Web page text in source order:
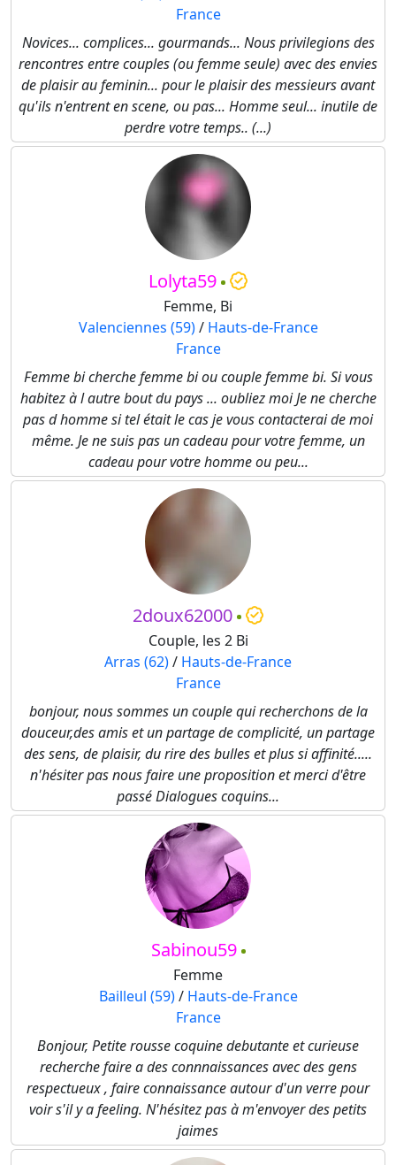
France
Novices... complices... gourmands... Nous privilegions des
rencontres entre couples (ou femme seule) avec des envies
de plaisir au feminin... pour le plaisir des messieurs avant
qu'ils n'entrent en scene, ou pas... Homme seul... inutile de
perdre votre temps.. (...)
Lolyta59
Femme, Bi
Valenciennes (59)/ Hauts-de-France
France
Femme bi cherche femme bi ou couple femme bi. Si vous
habitez à l autre bout du pays ... oubliez moi Je ne cherche
pas d homme si tel était le cas je vous contacterai de moi
même. Je ne suis pas un cadeau pour votre femme, un
cadeau pour votre homme ou peu...
2doux62000
Couple, les 2 Bi
Arras (62)/ Hauts-de-France
France
bonjour, nous sommes un couple qui recherchons de la
douceur,des amis et un partage de complicité, un partage
des sens, de plaisir, du rire des bulles et plus si affinité.....
n'hésiter pas nous faire une proposition et merci d'être
passé Dialogues coquins...
Sabinou59
Femme
Bailleul (59)/ Hauts-de-France
France
Bonjour, Petite rousse coquine debutante et curieuse
recherche faire a des connnaissances avec des gens
respectueux , faire connaissance autour d'un verre pour
voir s'il y a feeling. N'hésitez pas à m'envoyer des petits
jaimes